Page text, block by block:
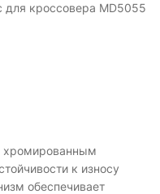
для кроссовера MD5055
хромированным
к износу
обеспечивает